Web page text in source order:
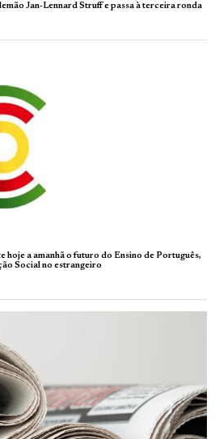
Jan-Lennard Struff e passa à terceira ronda
hoje a amanhã o futuro do Ensino de Português,
Social no estrangeiro